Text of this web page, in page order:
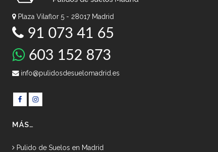
Plaza Vilaflor 5 - 28017 Madrid
91 073 41 65
603 152 873
info@pulidosdesuelomadrid.es
MÁS…
Pulido de Suelos en Madrid